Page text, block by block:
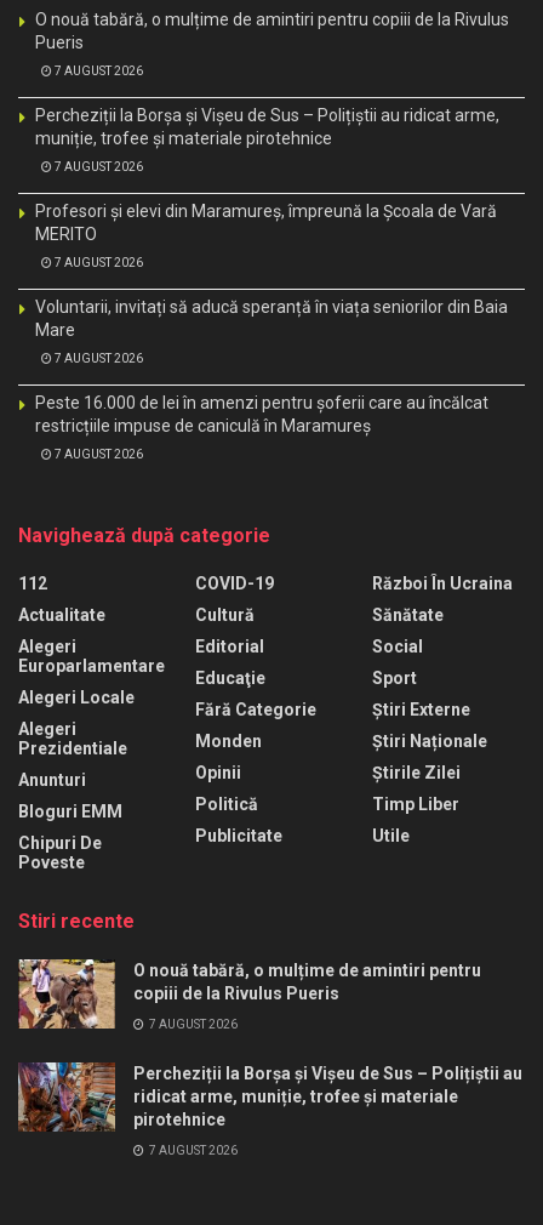
O nouă tabără, o mulțime de amintiri pentru copiii de la Rivulus
Pueris
7 AUGUST 2026
Percheziții la Borșa și Vișeu de Sus – Polițiștii au ridicat arme,
muniție, trofee și materiale pirotehnice
7 AUGUST 2026
Profesori și elevi din Maramureș, împreună la Școala de Vară
MERITO
7 AUGUST 2026
Voluntarii, invitați să aducă speranță în viața seniorilor din Baia
Mare
7 AUGUST 2026
Peste 16.000 de lei în amenzi pentru șoferii care au încălcat
restricțiile impuse de caniculă în Maramureș
7 AUGUST 2026
Navighează după categorie
112
Actualitate
Alegeri
Europarlamentare
Alegeri Locale
Alegeri
Prezidentiale
Anunturi
Bloguri EMM
Chipuri De
Poveste
COVID-19
Cultură
Editorial
Educaţie
Fără Categorie
Monden
Opinii
Politică
Publicitate
Război În Ucraina
Sănătate
Social
Sport
Știri Externe
Știri Naționale
Știrile Zilei
Timp Liber
Utile
Stiri recente
O nouă tabără, o mulțime de amintiri pentru
copiii de la Rivulus Pueris
7 AUGUST 2026
Percheziții la Borșa și Vișeu de Sus – Polițiștii au
ridicat arme, muniție, trofee și materiale
pirotehnice
7 AUGUST 2026